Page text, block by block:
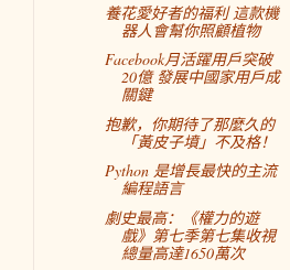
養花愛好者的福利 這款機
器人會幫你照顧植物
Facebook月活躍用戶突破
20億 發展中國家用戶成
關鍵
抱歉，你期待了那麼久的
「黃皮子墳」不及格！
Python 是增長最快的主流
編程語言
劇史最高：《權力的遊
戲》第七季第七集收視
總量高達1650萬次